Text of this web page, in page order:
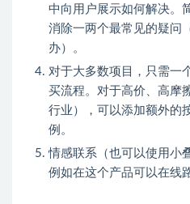
中向用户展示如何解决。
消除一两个最常见的疑问
办）。
对于大多数项目，只需一
买流程。对于高价、高摩
行业），可以添加额外的
例。
情感联系（也可以使用小
例如在这个产品可以在线